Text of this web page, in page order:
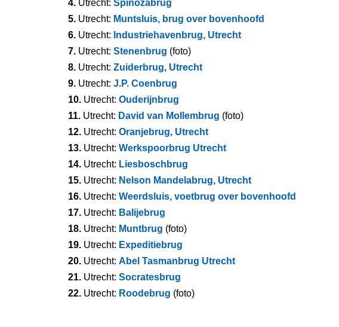
4. Utrecht: Spinozabrug
5. Utrecht: Muntsluis, brug over bovenhoofd
6. Utrecht: Industriehavenbrug, Utrecht
7. Utrecht: Stenenbrug (foto)
8. Utrecht: Zuiderbrug, Utrecht
9. Utrecht: J.P. Coenbrug
10. Utrecht: Ouderijnbrug
11. Utrecht: David van Mollembrug (foto)
12. Utrecht: Oranjebrug, Utrecht
13. Utrecht: Werkspoorbrug Utrecht
14. Utrecht: Liesboschbrug
15. Utrecht: Nelson Mandelabrug, Utrecht
16. Utrecht: Weerdsluis, voetbrug over bovenhoofd
17. Utrecht: Balijebrug
18. Utrecht: Muntbrug (foto)
19. Utrecht: Expeditiebrug
20. Utrecht: Abel Tasmanbrug Utrecht
21. Utrecht: Socratesbrug
22. Utrecht: Roodebrug (foto)